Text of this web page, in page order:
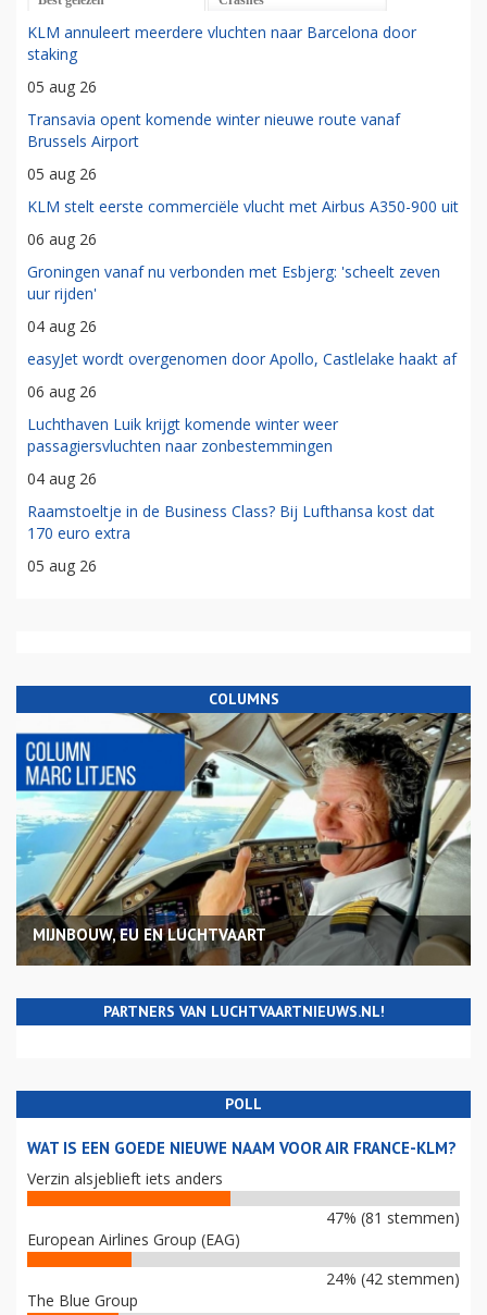
KLM annuleert meerdere vluchten naar Barcelona door
staking
05 aug 26
Transavia opent komende winter nieuwe route vanaf
Brussels Airport
05 aug 26
KLM stelt eerste commerciële vlucht met Airbus A350-900 uit
06 aug 26
Groningen vanaf nu verbonden met Esbjerg: 'scheelt zeven
uur rijden'
04 aug 26
easyJet wordt overgenomen door Apollo, Castlelake haakt af
06 aug 26
Luchthaven Luik krijgt komende winter weer
passagiersvluchten naar zonbestemmingen
04 aug 26
Raamstoeltje in de Business Class? Bij Lufthansa kost dat
170 euro extra
05 aug 26
COLUMNS
MIJNBOUW, EU EN LUCHTVAART
PARTNERS VAN LUCHTVAARTNIEUWS.NL!
POLL
WAT IS EEN GOEDE NIEUWE NAAM VOOR AIR FRANCE-KLM?
Verzin alsjeblieft iets anders
47% (81 stemmen)
European Airlines Group (EAG)
24% (42 stemmen)
The Blue Group